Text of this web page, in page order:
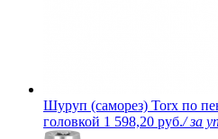
Шуруп (саморез) Torx по
головкой 1 598,20 руб./ за